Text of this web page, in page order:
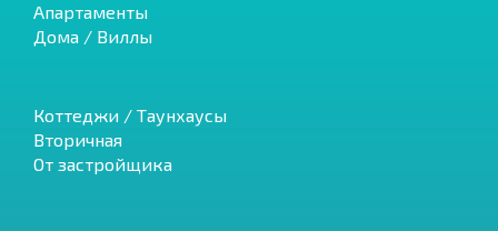
Апартаменты
Дома / Виллы
Коттеджи / Таунхаусы
Вторичная
От застройщика